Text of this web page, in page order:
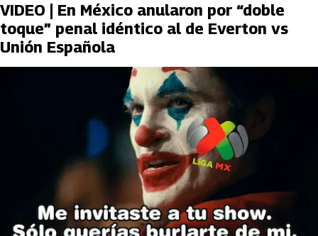
VIDEO | En México anularon por “doble
toque” penal idéntico al de Everton vs
Unión Española